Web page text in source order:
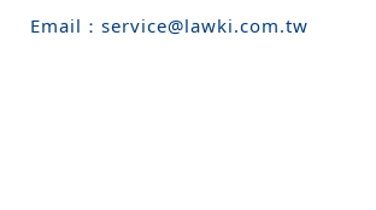
Email： service@lawki.com.tw